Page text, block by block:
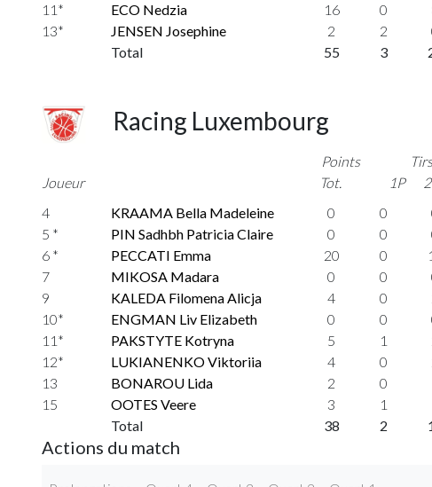
11*
ECO Nedzia 16 0
13*
JENSEN Josephine 2 2
Total
55 3
Racing Luxembourg
Joueur
Points
Tot.
1P
4
KRAAMA Bella Madeleine 0 0
5 *
PIN Sadhbh Patricia Claire 0 0
6 *
PECCATI Emma 20 0
7
MIKOSA Madara 0 0
9
KALEDA Filomena Alicja 4 0
10*
ENGMAN Liv Elizabeth 0 0
11*
PAKSTYTE Kotryna 5 1
12*
LUKIANENKO Viktoriia 4 0
13
BONAROU Lida 2 0
15
OOTES Veere 3 1
Total
38 2
Actions du match